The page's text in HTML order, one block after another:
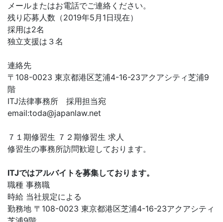
メールまたはお電話でご連絡ください。
残り応募人数（2019年5月1日現在）
採用は2名
独立支援は３名
連絡先
〒108-0023 東京都港区芝浦4-16-23アクアシティ芝浦9
階
ITJ法律事務所 採用担当宛
email:toda@japanlaw.net
７１期修習生 ７２期修習生 求人
修習生の事務所訪問歓迎しております。
ITJではアルバイトを募集しております。
職種 事務職
時給 当社規定による
勤務地 〒108-0023 東京都港区芝浦4-16-23アクアシティ